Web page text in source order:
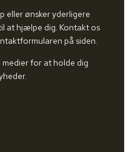
eller ønsker yderligere
at hjælpe dig. Kontakt os
på siden.
for at holde dig